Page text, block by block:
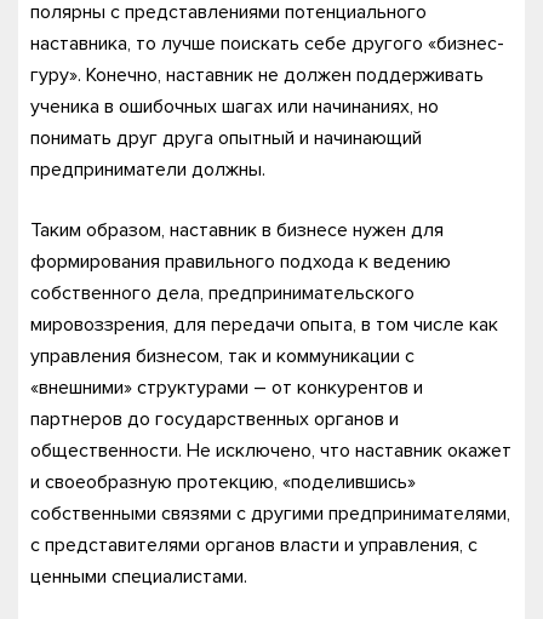
полярны с представлениями потенциального
наставника, то лучше поискать себе другого «бизнес-
гуру». Конечно, наставник не должен поддерживать
ученика в ошибочных шагах или начинаниях, но
понимать друг друга опытный и начинающий
предприниматели должны.
Таким образом, наставник в бизнесе нужен для
формирования правильного подхода к ведению
собственного дела, предпринимательского
мировоззрения, для передачи опыта, в том числе как
управления бизнесом, так и коммуникации с
«внешними» структурами – от конкурентов и
партнеров до государственных органов и
общественности. Не исключено, что наставник окажет
и своеобразную протекцию, «поделившись»
собственными связями с другими предпринимателями,
с представителями органов власти и управления, с
ценными специалистами.